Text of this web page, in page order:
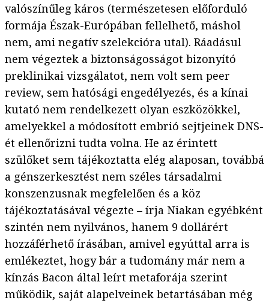
valószínűleg káros (természetesen előforduló
formája Észak-Európában fellelhető, máshol
nem, ami negatív szelekcióra utal). Ráadásul
nem végeztek a biztonságosságot bizonyító
preklinikai vizsgálatot, nem volt sem peer
review, sem hatósági engedélyezés, és a kínai
kutató nem rendelkezett olyan eszközökkel,
amelyekkel a módosított embrió sejtjeinek DNS-
ét ellenőrizni tudta volna. He az érintett
szülőket sem tájékoztatta elég alaposan, továbbá
a génszerkesztést nem széles társadalmi
konszenzusnak megfelelően és a köz
tájékoztatásával végezte – írja Niakan egyébként
szintén nem nyilvános, hanem 9 dollárért
hozzáférhető írásában, amivel egyúttal arra is
emlékeztet, hogy bár a tudomány már nem a
kínzás Bacon által leírt metaforája szerint
működik, saját alapelveinek betartásában még